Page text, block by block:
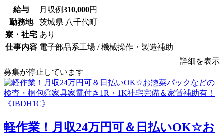
給与 月収例310,000円
勤務地
茨城県 八千代町
寮・社宅 あり
仕事内容 電子部品系工場 / 機械操作・製造補助
詳細を表示
募集が停止しています
軽作業！月収24万円可＆日払いOK☆お